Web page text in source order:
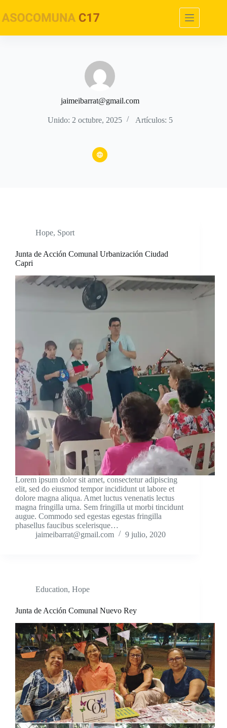
al
contenido
jaimeibarrat@gmail.com
Unido: 2 octubre, 2025 Artículos: 5
Hope, Sport
Junta de Acción Comunal Urbanización Ciudad
Capri
Lorem ipsum dolor sit amet, consectetur adipiscing
elit, sed do eiusmod tempor incididunt ut labore et
dolore magna aliqua. Amet luctus venenatis lectus
magna fringilla urna. Sem fringilla ut morbi tincidunt
augue. Commodo sed egestas egestas fringilla
phasellus faucibus scelerisque…
jaimeibarrat@gmail.com
9 julio, 2020
Education, Hope
Junta de Acción Comunal Nuevo Rey